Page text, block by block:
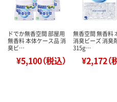
ドでか無香空間 部屋用
無香料 本体ケース品 消
臭ビ…
¥5,100（税込）
無香空間 無香料
消臭ビーズ 消臭
315g…
¥2,172（